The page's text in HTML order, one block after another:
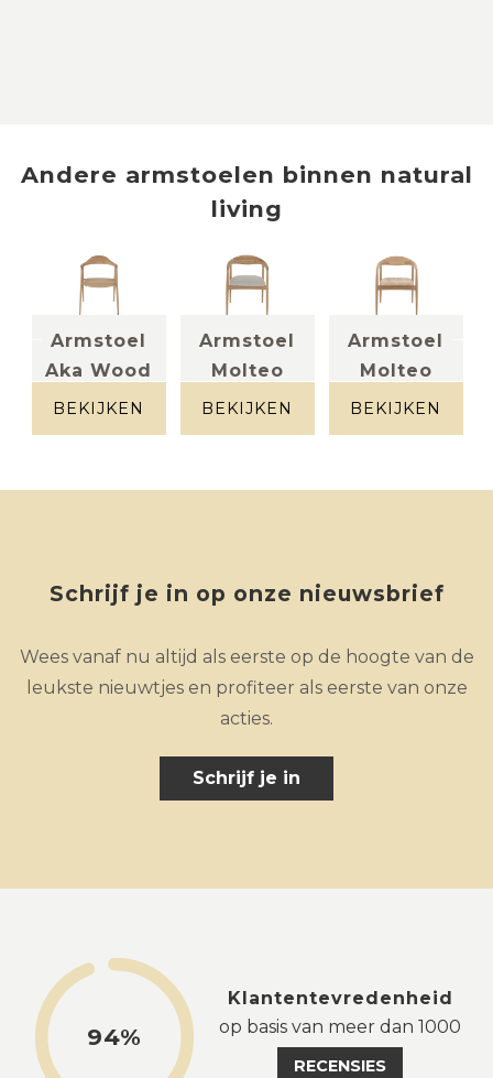
Andere armstoelen binnen natural
living
Armstoel
Aka Wood
BEKIJKEN
Armstoel
Molteo
naturel + stof
beige
BEKIJKEN
Armstoel
Molteo
BEKIJKEN
Schrijf je in op onze nieuwsbrief
Wees vanaf nu altijd als eerste op de hoogte van de
leukste nieuwtjes en profiteer als eerste van onze
acties.
Schrijf je in
94%
Klantentevredenheid
op basis van meer dan 1000
RECENSIES